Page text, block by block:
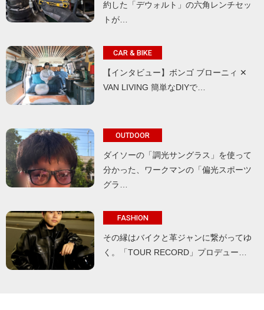
約した「デウォルト」の六角レンチセッ
トが…
CAR & BIKE
【インタビュー】ボンゴ ブローニィ ✕
VAN LIVING 簡単なDIYで…
OUTDOOR
ダイソーの「調光サングラス」を使って
分かった、ワークマンの「偏光スポーツ
グラ…
FASHION
その縁はバイクと革ジャンに繋がってゆ
く。「TOUR RECORD」プロデュー…